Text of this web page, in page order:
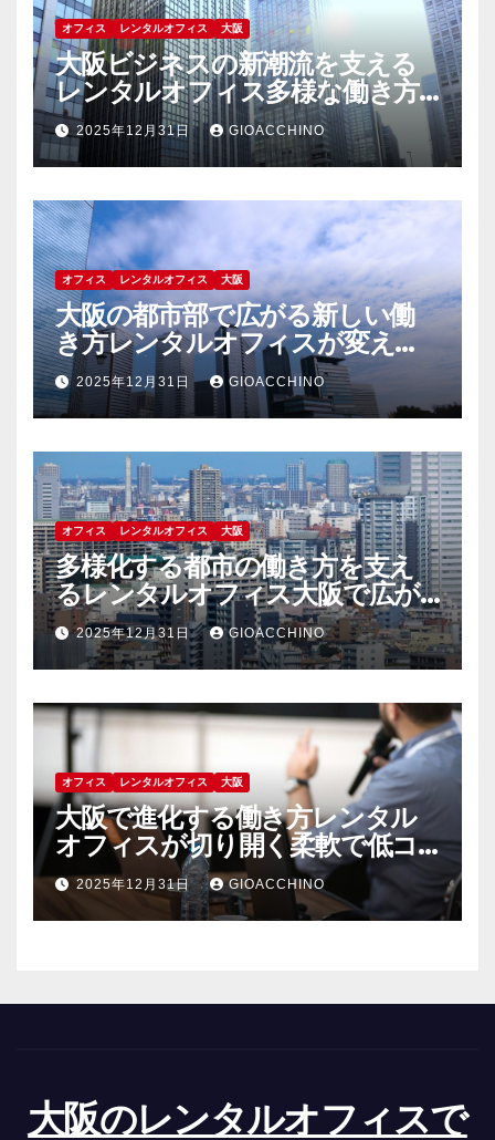
オフィス レンタルオフィス 大阪
大阪ビジネスの新潮流を支える
レンタルオフィス多様な働き方
と成長を実現する選択肢
2025年12月31日 GIOACCHINO
オフィス レンタルオフィス 大阪
大阪の都市部で広がる新しい働
き方レンタルオフィスが変える
職場環境の未来
2025年12月31日 GIOACCHINO
オフィス レンタルオフィス 大阪
多様化する都市の働き方を支え
るレンタルオフィス大阪で広が
る自由な職場選択
2025年12月31日 GIOACCHINO
オフィス レンタルオフィス 大阪
大阪で進化する働き方レンタル
オフィスが切り開く柔軟で低コ
ストな新時代
2025年12月31日 GIOACCHINO
大阪のレンタルオフィスで